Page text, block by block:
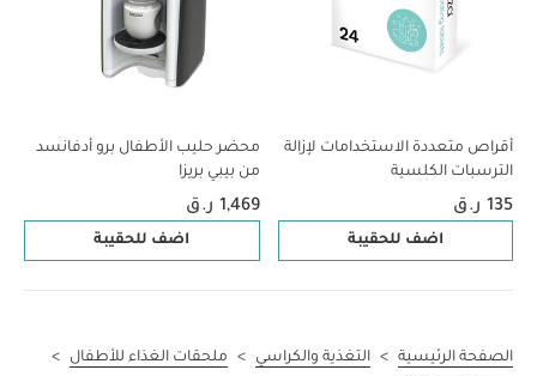
أقراص متعددة الاستخدامات لإزالة
الترسبات الكلسية
135 ر.ق
اضف للحقيبة
محضر حليب الأطفال برو أدفانسد
من بيبي بريزا
1,469 ر.ق
اضف للحقيبة
الصفحة الرئيسية > التغذية والكراسي > ملحقات الغذاء للأطفال
>